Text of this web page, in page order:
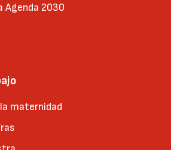
Agenda 2030
maternidad